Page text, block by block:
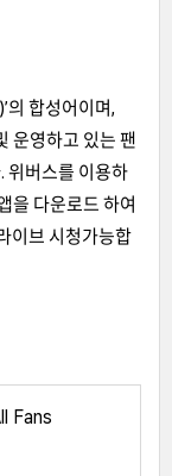
의 합성어이며,
운영하고 있는 팬
위버스를 이용하
을 다운로드 하여
이브 시청가능합
Fans